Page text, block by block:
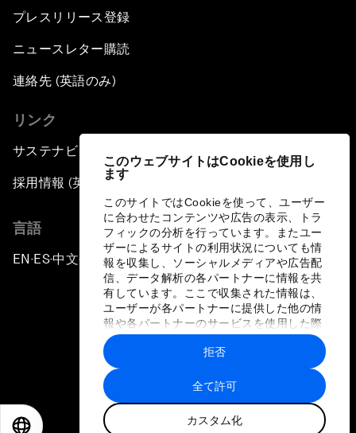
このウェブサイトはCookieを使用し
ます
このサイトではCookieを使って、ユーザー
に合わせたコンテンツや広告の表示、トラ
フィックの分析を行っています。またユー
ザーによるサイトの利用状況についても情
報を収集し、ソーシャルメディアや広告配
信、データ解析の各パートナーに情報を共
有しています。ここで収集された情報は、
ユーザーが各パートナーに提供した他の情
報や各パートナーのサービスを使用した際
に収集された情報と組み合わされ、各パー
トナーによって使用されることがありま
す。
全て許可
カスタム化
拒否
プレスリリース登録
ニュースレター購読
連絡先 (英語のみ)
リンク
サステナビリティへの取り組み
採用情報 (英語のみ)
言語
EN ▪ES▪中文▪ 日本語
プライバシーポリシーと利用規約
サイトマップ
©
世界経済フォーラム